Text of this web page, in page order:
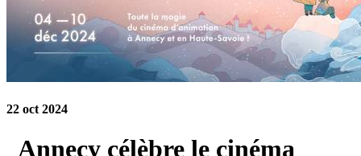
22 oct 2024
Annecy célèbre le cinéma